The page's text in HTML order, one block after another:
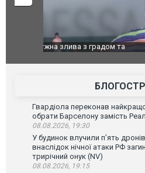
Вже вивели на тести:
Гвардіола переконав
обрати Барселону замість
08.08.2026, 19:30
У будинок влучили п’ять
внаслідок нічної атаки РФ
трирічний онук (NV)
08.08.2026, 19:15